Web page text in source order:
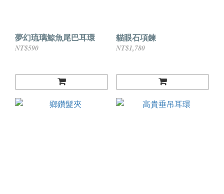
夢幻琉璃鯨魚尾巴耳環
NT$590
貓眼石項鍊
NT$1,780